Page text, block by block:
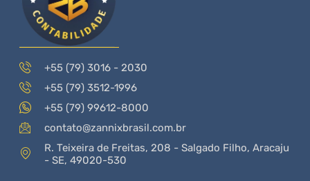
+55 (79) 3016 - 2030
+55 (79) 3512-1996
+55 (79) 99612-8000
contato@zannixbrasil.com.br
R. Teixeira de Freitas, 208 - Salgado Filho, Aracaju
- SE, 49020-530